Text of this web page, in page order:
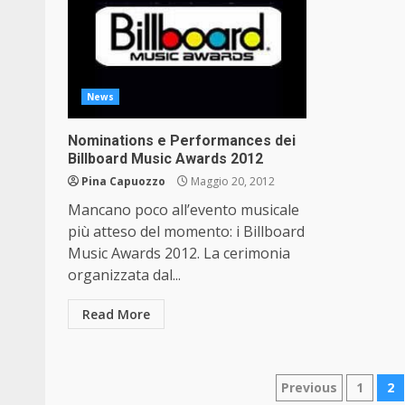
News
Nominations e Performances dei
Billboard Music Awards 2012
Pina Capuozzo Maggio 20, 2012
Mancano poco all’evento musicale
più atteso del momento: i Billboard
Music Awards 2012. La cerimonia
organizzata dal...
Read More
Previous 1 2